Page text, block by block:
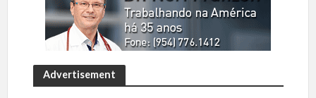
Advertisement